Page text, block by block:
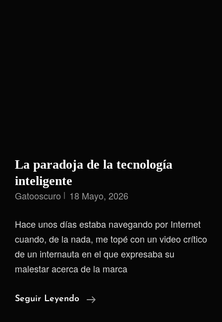
La paradoja de la tecnología
inteligente
Gatooscuro 18 Mayo, 2026
Hace unos días estaba navegando por Internet
cuando, de la nada, me topé con un video crítico
de un internauta en el que expresaba su
malestar acerca de la marca
Seguir Leyendo
La